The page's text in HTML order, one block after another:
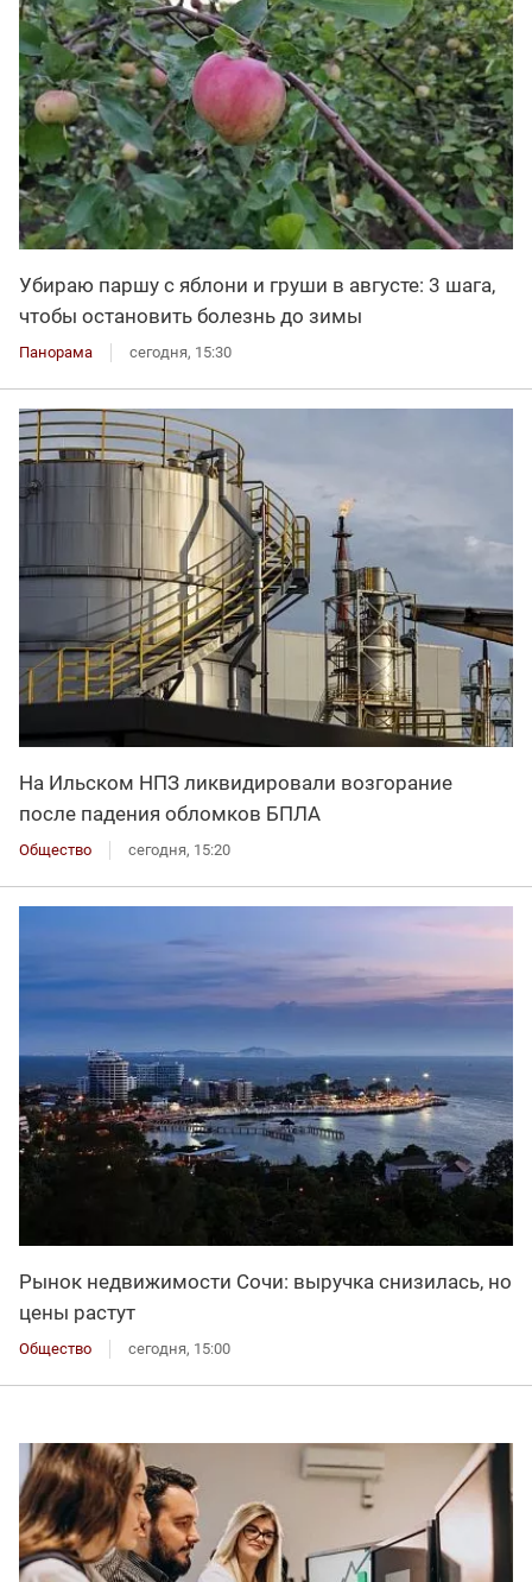
Убираю паршу с яблони и груши в августе: 3 шага,
чтобы остановить болезнь до зимы
Панорама сегодня, 15:30
На Ильском НПЗ ликвидировали возгорание
после падения обломков БПЛА
Общество сегодня, 15:20
Рынок недвижимости Сочи: выручка снизилась, но
цены растут
Общество сегодня, 15:00